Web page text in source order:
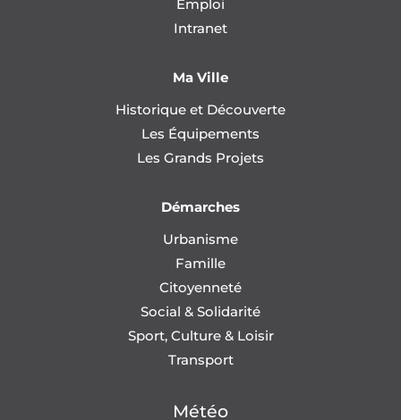
Emploi
Intranet
Ma Ville
Historique et Découverte
Les Équipements
Les Grands Projets
Démarches
Urbanisme
Famille
Citoyenneté
Social & Solidarité
Sport, Culture & Loisir
Transport
Météo